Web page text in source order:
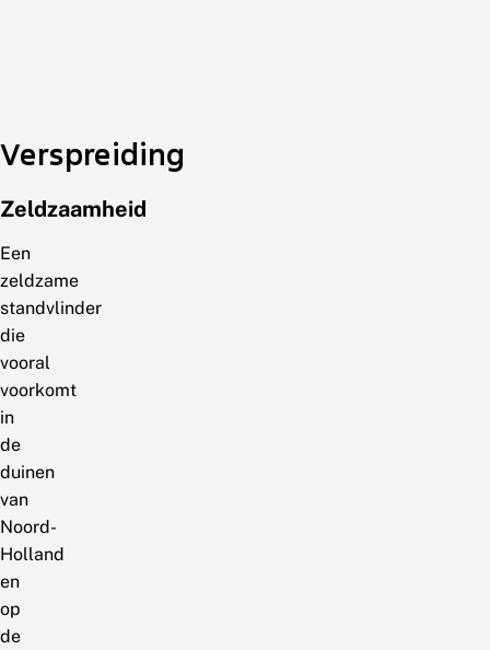
Verspreiding
Zeldzaamheid
Een
zeldzame
standvlinder
die
vooral
voorkomt
in
de
duinen
van
Noord-
Holland
en
op
de